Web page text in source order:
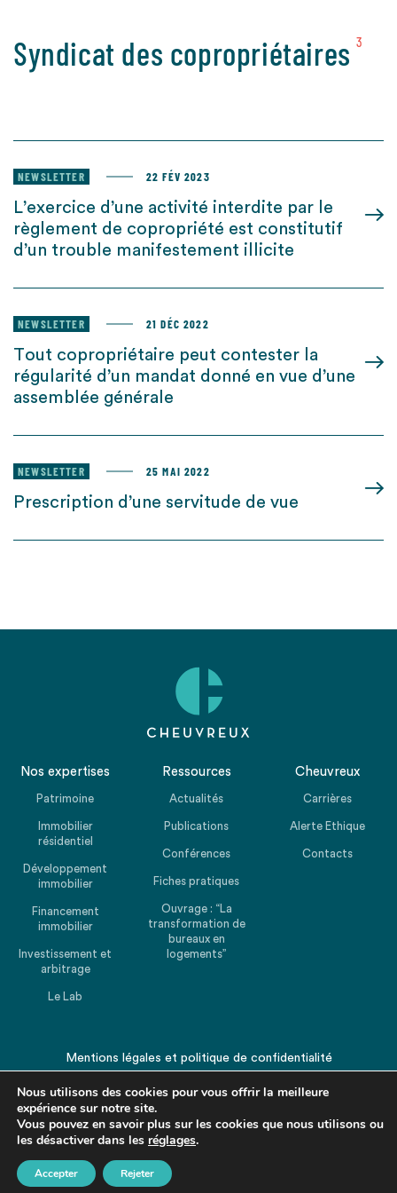
Syndicat des copropriétaires 3
NEWSLETTER 22 FÉV 2023
L’exercice d’une activité interdite par le
règlement de copropriété est constitutif
d’un trouble manifestement illicite
NEWSLETTER 21 DÉC 2022
Tout copropriétaire peut contester la
régularité d’un mandat donné en vue d’une
assemblée générale
NEWSLETTER 25 MAI 2022
Prescription d’une servitude de vue
Nos expertises
Patrimoine
Immobilier
résidentiel
Développement
immobilier
Financement
immobilier
Investissement et
arbitrage
Le Lab
Ressources
Actualités
Publications
Conférences
Fiches pratiques
Ouvrage : “La
transformation de
bureaux en
logements”
Cheuvreux
Carrières
Alerte Ethique
Contacts
Mentions légales et politique de confidentialité
Revenir en haut de la page
Nous utilisons des cookies pour vous offrir la meilleure
expérience sur notre site.
Vous pouvez en savoir plus sur les cookies que nous utilisons ou
les désactiver dans les réglages.
Accepter Rejeter